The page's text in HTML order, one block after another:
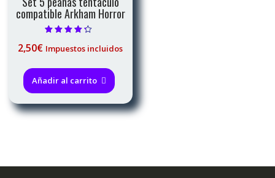
compatible Arkham Horror
4.00
2,50€ Impuestos incluidos
Añadir al carrito